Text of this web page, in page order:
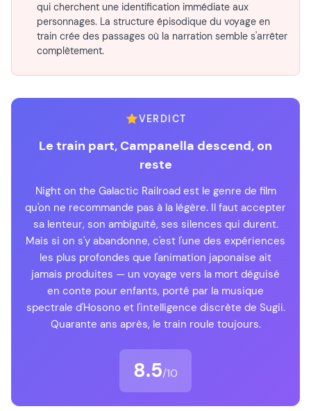
qui cherchent une identification immédiate aux
personnages. La structure épisodique du voyage en
train crée des passages où la narration semble s'arrêter
complètement.
VERDICT
Le train part, Campanella descend, on
reste
Night on the Galactic Railroad est le genre de film
qu'on ne recommande pas à la légère. Il faut accepter
sa lenteur, son ambiguïté, ses silences qui durent.
Mais si on s'y abandonne, c'est l'une des expériences
les plus profondes que l'animation japonaise ait
jamais produites — un voyage vers la mort déguisé
en conte pour enfants, porté par la musique
spectrale d'Hosono et l'intelligence discrète de Sugii.
Quarante ans après, le train roule toujours.
8.5/10